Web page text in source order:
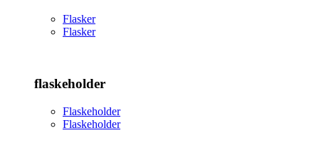
Flasker
Flasker
flaskeholder
Flaskeholder
Flaskeholder